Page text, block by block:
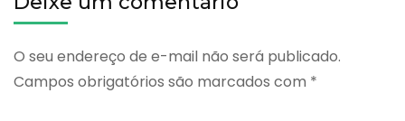
O seu endereço de e-mail não será publicado.
Campos obrigatórios são marcados com *